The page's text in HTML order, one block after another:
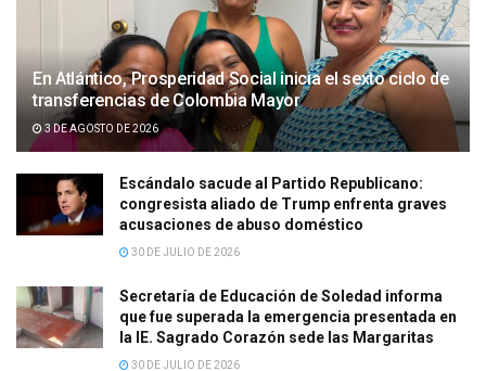
En Atlántico, Prosperidad Social inicia el sexto ciclo de
transferencias de Colombia Mayor
3 DE AGOSTO DE 2026
Escándalo sacude al Partido Republicano:
congresista aliado de Trump enfrenta graves
acusaciones de abuso doméstico
30 DE JULIO DE 2026
Secretaría de Educación de Soledad informa
que fue superada la emergencia presentada en
la IE. Sagrado Corazón sede las Margaritas
30 DE JULIO DE 2026